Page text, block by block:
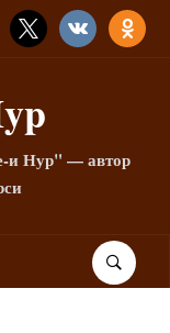
X VKONTAKTE
и Нур" — автор